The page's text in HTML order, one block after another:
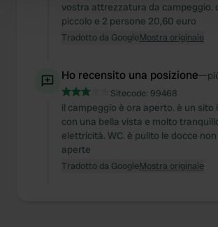
Find out more about how your personal
and set your preferences in thedetails
provide social media features and to
We also share information about your
our social media, advertising and
may combine it with other information
provided to them or that they’ve
of their services.
vostra attrezzatura da campeggio.
piccolo e 2 persone 20,60 euro
Tradotto da GoogleMostra originale
Ho recensito una posizione—
Sitecode: 99468
il campeggio è ora aperto. è un sito
con una bella vista e molto
elettricità. WC. è pulito le docce
aperte
Tradotto da GoogleMostra originale